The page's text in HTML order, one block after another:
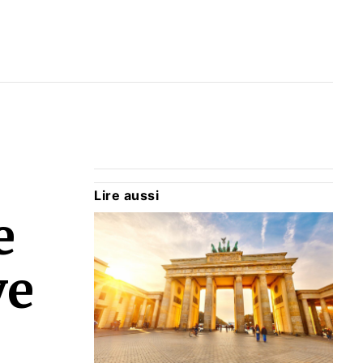
Lire aussi